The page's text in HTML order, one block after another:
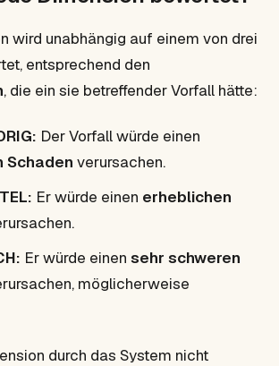
wird unabhängig auf einem von drei
entsprechend den
, die ein sie betreffender Vorfall hätte:
Der Vorfall würde einen
Schaden verursachen.
Er würde einen erheblichen
Er würde einen sehr schweren
möglicherweise
durch das System nicht